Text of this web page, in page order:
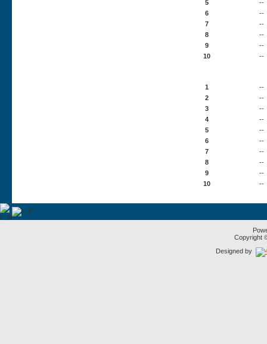
5
--
6
--
7
--
8
--
9
--
10
--
1
--
2
--
3
--
4
--
5
--
6
--
7
--
8
--
9
--
10
--
Copyright
Designed by